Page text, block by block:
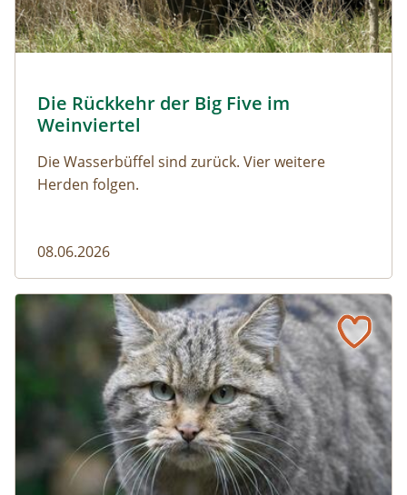
Naturmagazin: Die Rückkehr der Big Five im
Die Rückkehr der Big Five im
Weinviertel
Die Wasserbüffel sind zurück. Vier weitere
Herden folgen.
08.06.2026
Vom Acker zum Wildkatzen-Korridor